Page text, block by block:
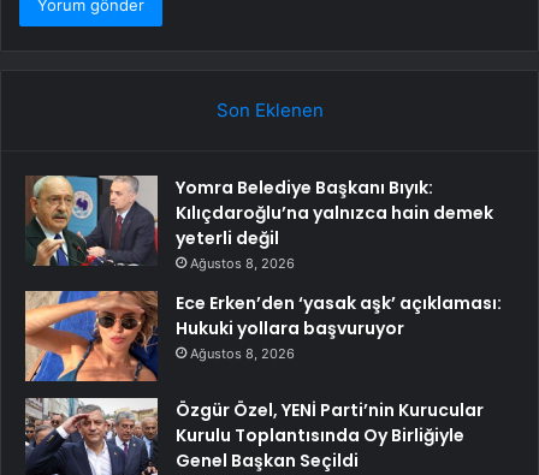
Son Eklenen
Yomra Belediye Başkanı Bıyık:
Kılıçdaroğlu’na yalnızca hain demek
yeterli değil
Ağustos 8, 2026
Ece Erken’den ‘yasak aşk’ açıklaması:
Hukuki yollara başvuruyor
Ağustos 8, 2026
Özgür Özel, YENİ Parti’nin Kurucular
Kurulu Toplantısında Oy Birliğiyle
Genel Başkan Seçildi